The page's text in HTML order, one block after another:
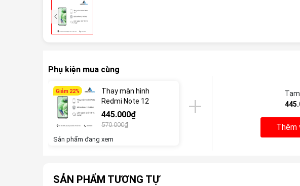
Phụ kiện mua cùng
Giảm 22%
Thay màn hình
Redmi Note 12
445.000₫
570.000₫
Sản phẩm đang xem
Thêm
SẢN PHẨM TƯƠNG TỰ